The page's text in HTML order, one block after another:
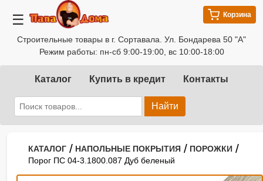
☰
Строительные товары в г. Сортавала. Ул. Бондарева 50 "А"
Режим работы: пн-сб 9:00-19:00, вс 10:00-18:00
Корзина
Каталог Купить в кредит Контакты
Найти
КАТАЛОГ / НАПОЛЬНЫЕ ПОКРЫТИЯ / ПОРОЖКИ /
Порог ПС 04-3.1800.087 Дуб беленый